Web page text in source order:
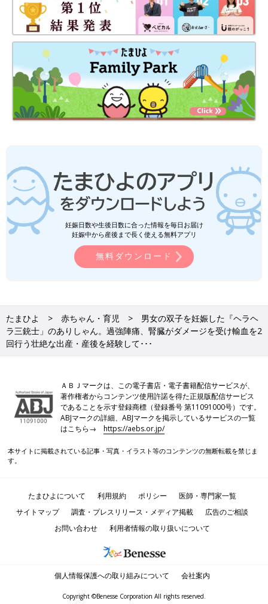
妊娠日数や生後日数に合った情報を毎日お届け
妊娠中から産後まで長く使える無料アプリ
無料ダウンロード
たまひよ 赤ちゃん・育児
男女の双子を妊娠した『ヘラヘ
ラ三銃士」のありしゃん。過強陣痛、腎臓がダメージを受け輸血を2
回行う壮絶な出産・産後を経験して･･･
ＡＢＪマークは、この電子書店・電子書籍配信サービスが、
著作権者からコンテンツ使用許諾を得た正規版配信サービス
であることを示す登録商標（登録番号 第11091000号）です。
ABJマークの詳細、ABJマークを掲示しているサービスの一覧
はこちら→https://aebs.or.jp/
本サイトに掲載されている記事・写真・イラスト等のコンテンツの無断転載を禁じま
す。
たまひよについて 利用規約 ポリシー
医師・専門家一覧
サイトマップ
調査・プレスリリース・メディア掲載
広告のご相談
お問い合わせ
利用者情報の取り扱いについて
個人情報保護への取り組みについて 会社案内
Copyright ©Benesse Corporation All rights reserved.